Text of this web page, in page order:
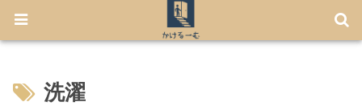
【7月から免許不要に！】電動キックボード「LUUP」の始め方
洗濯